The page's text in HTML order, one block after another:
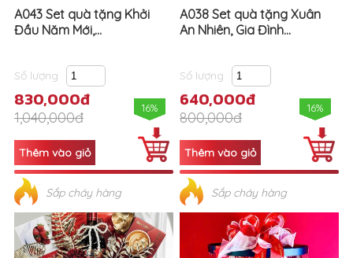
A043 Set quà tặng Khởi
Đầu Năm Mới,...
Số lượng
830,000đ
1,040,000đ
16%
Sắp cháy hàng
A038 Set quà tặng Xuân
An Nhiên, Gia Đình...
Số lượng
640,000đ
800,000đ
16%
Sắp cháy hàng